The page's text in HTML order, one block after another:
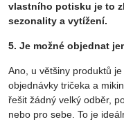
vlastního potisku je to
sezonality a vytížení.
5. Je možné objednat
Ano, u většiny produktů
objednávky tričeka a
řešit žádný velký odběr,
nebo pro sebe. To je